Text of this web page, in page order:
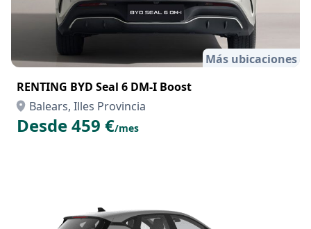
Más ubicaciones
RENTING BYD Seal 6 DM-I Boost
Balears, Illes Provincia
Desde 459 €/mes